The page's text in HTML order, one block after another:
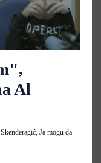
Al
Ja mogu da